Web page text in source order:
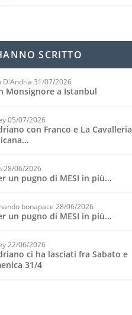
SCRITTO
D'Andria 31/07/2026
Monsignore a Istanbul
05/07/2026
con Franco e La Cavalleria
28/06/2026
un pugno di MESI in più…
bonapace 28/06/2026
un pugno di MESI in più…
22/06/2026
ci ha lasciati fra Sabato e
31/4